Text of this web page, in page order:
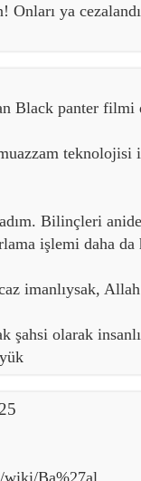
ya
Black panter
teknolojisi
Bilinçleri
işlemi daha da
imanlıysak,
şahsi olarak
wiki/Ba%27al